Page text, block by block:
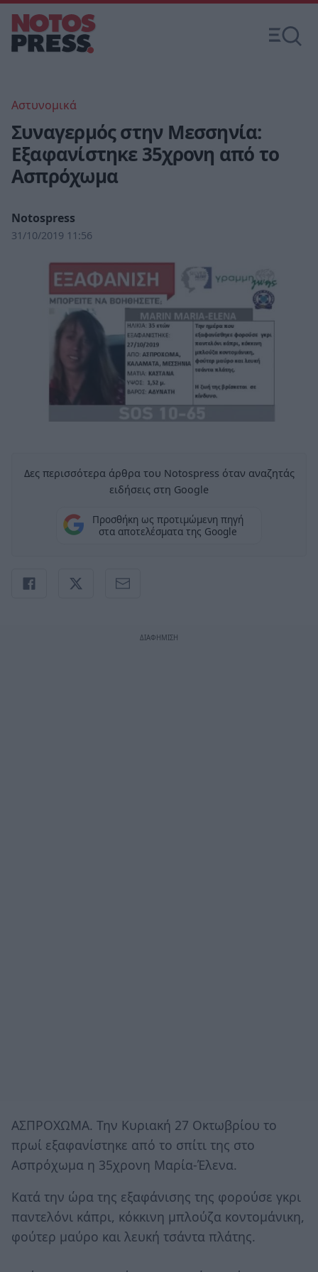
Αστυνομικά
Συναγερμός στην Μεσσηνία:
Εξαφανίστηκε 35χρονη από το
Ασπρόχωμα
Notospress
31/10/2019 11:56
Δες περισσότερα άρθρα του Notospress όταν αναζητάς
ειδήσεις στη Google
Προσθήκη ως προτιμώμενη πηγή
στα αποτελέσματα της Google
ΑΣΠΡΟΧΩΜΑ. Την Κυριακή 27 Οκτωβρίου το
πρωί εξαφανίστηκε από το σπίτι της στο
Ασπρόχωμα η 35χρονη Mαρία-Έλενα.
Κατά την ώρα της εξαφάνισης της φορούσε γκρι
παντελόνι κάπρι, κόκκινη μπλούζα κοντομάνικη,
φούτερ μαύρο και λευκή τσάντα πλάτης.